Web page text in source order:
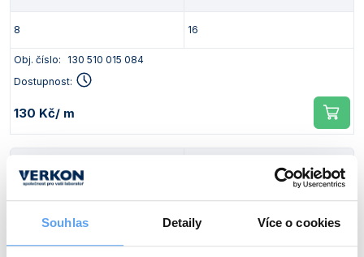
Souhlas Detaily Více o cookies
8 16
Obj. číslo:
130 510 015 084
Dostupnost:
130 Kč/ m
Vnější průměr [mm]
9 13